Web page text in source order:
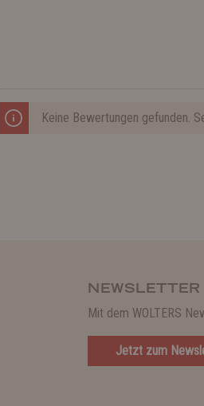
Keine Bewertungen gefunden.
NEWSLETTER
Mit dem WOLTERS
Jetzt zum